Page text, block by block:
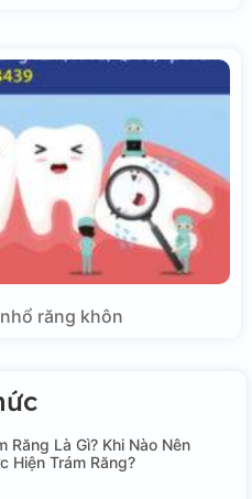
răng khôn
Răng Là Gì? Khi Nào Nên
Hiện Trám Răng?